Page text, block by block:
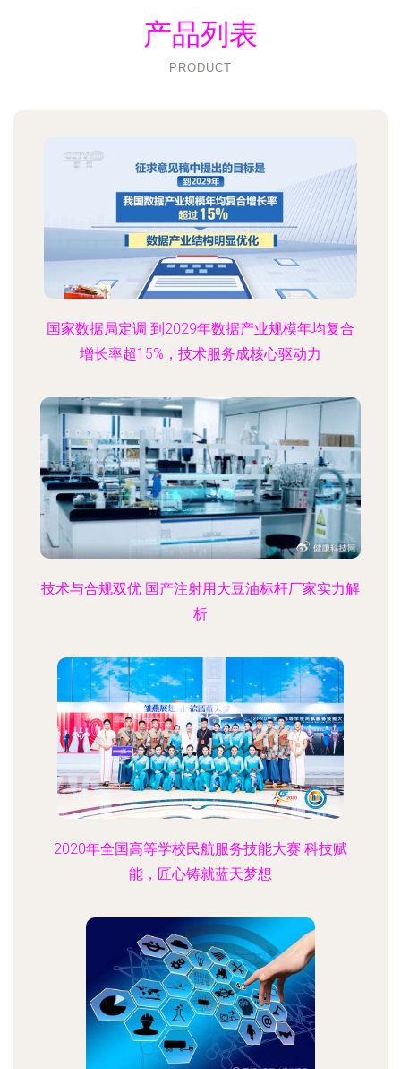
产品列表
PRODUCT
国家数据局定调 到2029年数据产业规模年均复合
增长率超15%，技术服务成核心驱动力
技术与合规双优 国产注射用大豆油标杆厂家实力解
析
2020年全国高等学校民航服务技能大赛 科技赋
能，匠心铸就蓝天梦想